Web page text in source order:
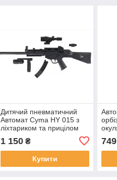
Дитячий пневматичний
Автомат Cyma HY 015 з
ліхтариком та прицілом
1 150₴
Купити
749